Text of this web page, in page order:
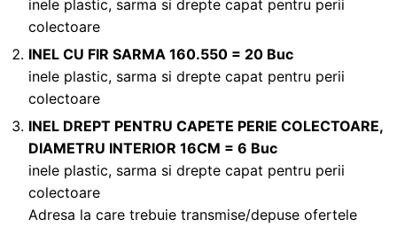
inele plastic, sarma si drepte capat pentru perii
colectoare
INEL CU FIR SARMA 160.550 = 20 Buc
inele plastic, sarma si drepte capat pentru perii
colectoare
INEL DREPT PENTRU CAPETE PERIE COLECTOARE,
DIAMETRU INTERIOR 16CM = 6 Buc
inele plastic, sarma si drepte capat pentru perii
colectoare
Adresa la care trebuie transmise/depuse ofertele